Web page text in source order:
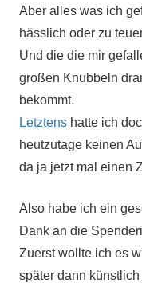
Aber alles was ich
hässlich oder zu
Und die die mir
großen Knubbeln
bekommt.
Letztens hatte ich
heutzutage keinen
da ja jetzt mal einen
Also habe ich ein
Dank an die
Zuerst wollte ich es
später dann